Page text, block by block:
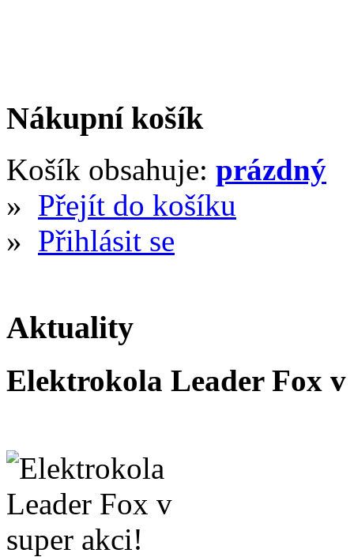
Nákupní košík
Košík obsahuje: prázdný
» Přejít do košíku
» Přihlásit se
Aktuality
Elektrokola Leader Fox